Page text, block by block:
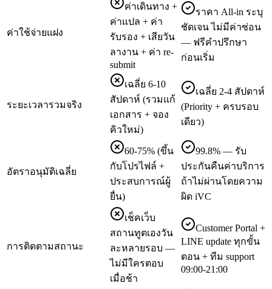
ค่าใช้จ่ายแฝง
ค่าเดินทาง +
ค่าแปล + ค่า
รับรอง + เสียวัน
ลางาน + ค่า re-
submit
ราคา All-in ระบุ
ชัดเจน ไม่มีค่าซ่อน
— ฟรีคำปรึกษา
ก่อนเริ่ม
ระยะเวลารวมจริง
เฉลี่ย 6-10
สัปดาห์ (รวมแก้
เอกสาร + จอง
คิวใหม่)
เฉลี่ย 2-4 สัปดาห์
(Priority + ครบรอบ
เดียว)
อัตราอนุมัติเฉลี่ย
60-75% (ขึ้น
กับโปรไฟล์ +
ประสบการณ์ผู้
ยื่น)
99.8% — รับ
ประกันคืนค่าบริการ
ถ้าไม่ผ่านโดยความ
ผิด iVC
การติดตามสถานะ
เช็คเว็บ
สถานทูตเองวัน
ละหลายรอบ —
ไม่มีใครตอบ
เมื่อช้า
Customer Portal +
LINE update ทุกขั้น
ตอน + ทีม support
09:00-21:00